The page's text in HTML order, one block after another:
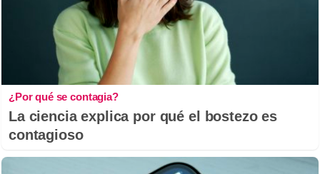
¿Por qué se contagia?
La ciencia explica por qué el bostezo es
contagioso